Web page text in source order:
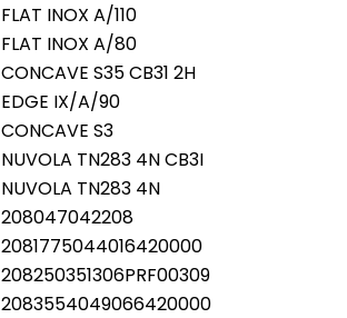
FLAT INOX A/110
FLAT INOX A/80
CONCAVE S35 CB31 2H
EDGE IX/A/90
CONCAVE S3
NUVOLA TN283 4N CB3I
NUVOLA TN283 4N
208047042208
2081775044016420000
208250351306PRF00309
2083554049066420000